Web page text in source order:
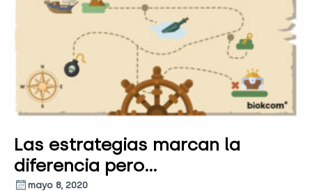
Las estrategias marcan la
diferencia pero…
mayo 8, 2020